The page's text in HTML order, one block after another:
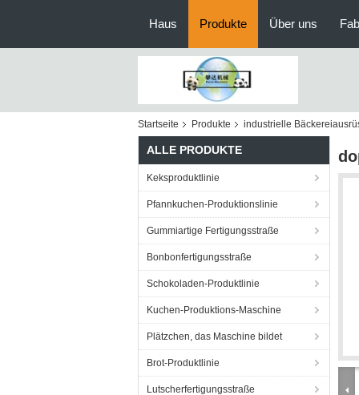
Haus Produkte Über uns
Startseite Produkte industrielle
ALLE PRODUKTE
Keksproduktlinie
Pfannkuchen-Produktionslinie
Gummiartige Fertigungsstraße
Bonbonfertigungsstraße
Schokoladen-Produktlinie
Kuchen-Produktions-Maschine
Plätzchen, das Maschine bildet
Brot-Produktlinie
Lutscherfertigungsstraße